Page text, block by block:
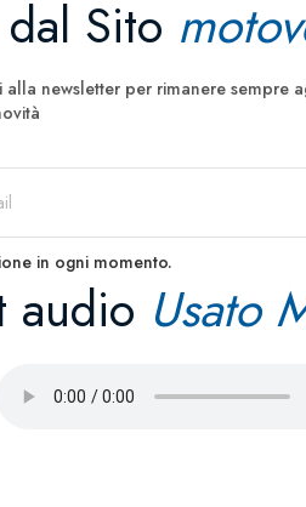
Sito
alla newsletter per rimanere sempre
in ogni momento.
audio Usato